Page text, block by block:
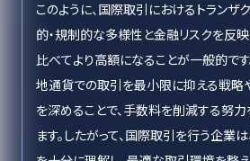
このように、国際取引におけるトランザ
的・規制的な多様性と金融リスクを反映
比べてより高額になることが一般的です
地通貨での取引を最小限に抑える戦略
を深めることで、手数料を削減する努
ます。したがって、国際取引を行う企業